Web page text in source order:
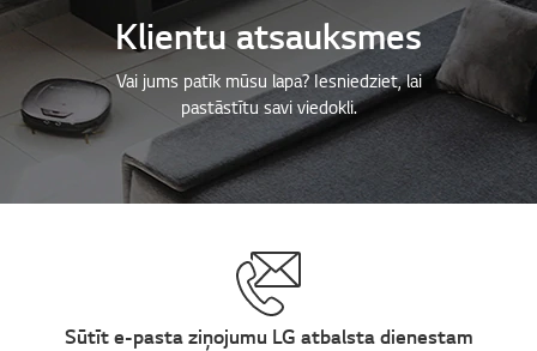
Klientu atsauksmes
Vai jums patīk mūsu lapa? Iesniedziet, lai
pastāstītu savi viedokli.
Sūtīt e-pasta ziņojumu LG atbalsta dienestam